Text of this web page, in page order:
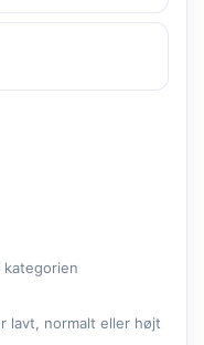
kategorien
lavt, normalt eller højt